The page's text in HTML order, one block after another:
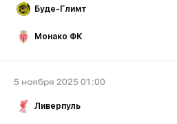
Буде-Глимт
Монако ФК
5 ноября 2025 01:00
Ливерпуль